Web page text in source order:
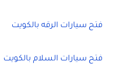
فتح سيارات الرقه بالكويت
فتح سيارات السلام بالكويت